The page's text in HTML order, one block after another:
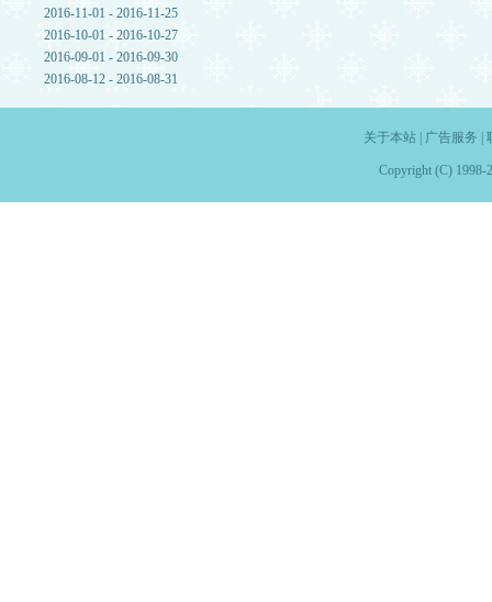
2016-11-01 - 2016-11-25
2016-10-01 - 2016-10-27
2016-09-01 - 2016-09-30
2016-08-12 - 2016-08-31
关于本站| 广告服务
Copyright (C) 1998-